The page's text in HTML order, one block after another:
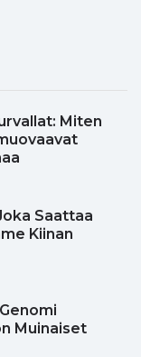
Miten
Saattaa
Kiinan
Muinaiset